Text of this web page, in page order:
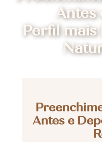
Antes
Perfil
Antes e